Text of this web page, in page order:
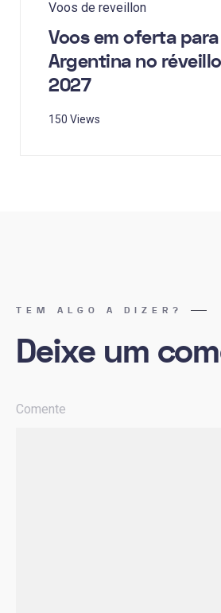
Voos de reveillon
Voos em oferta para
Argentina no
2027
150 Views
TEM ALGO A DIZER?
Deixe um
Comente